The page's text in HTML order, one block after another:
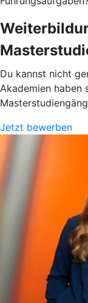
Du kannst nicht
Akademien haben
Jetzt bewerben